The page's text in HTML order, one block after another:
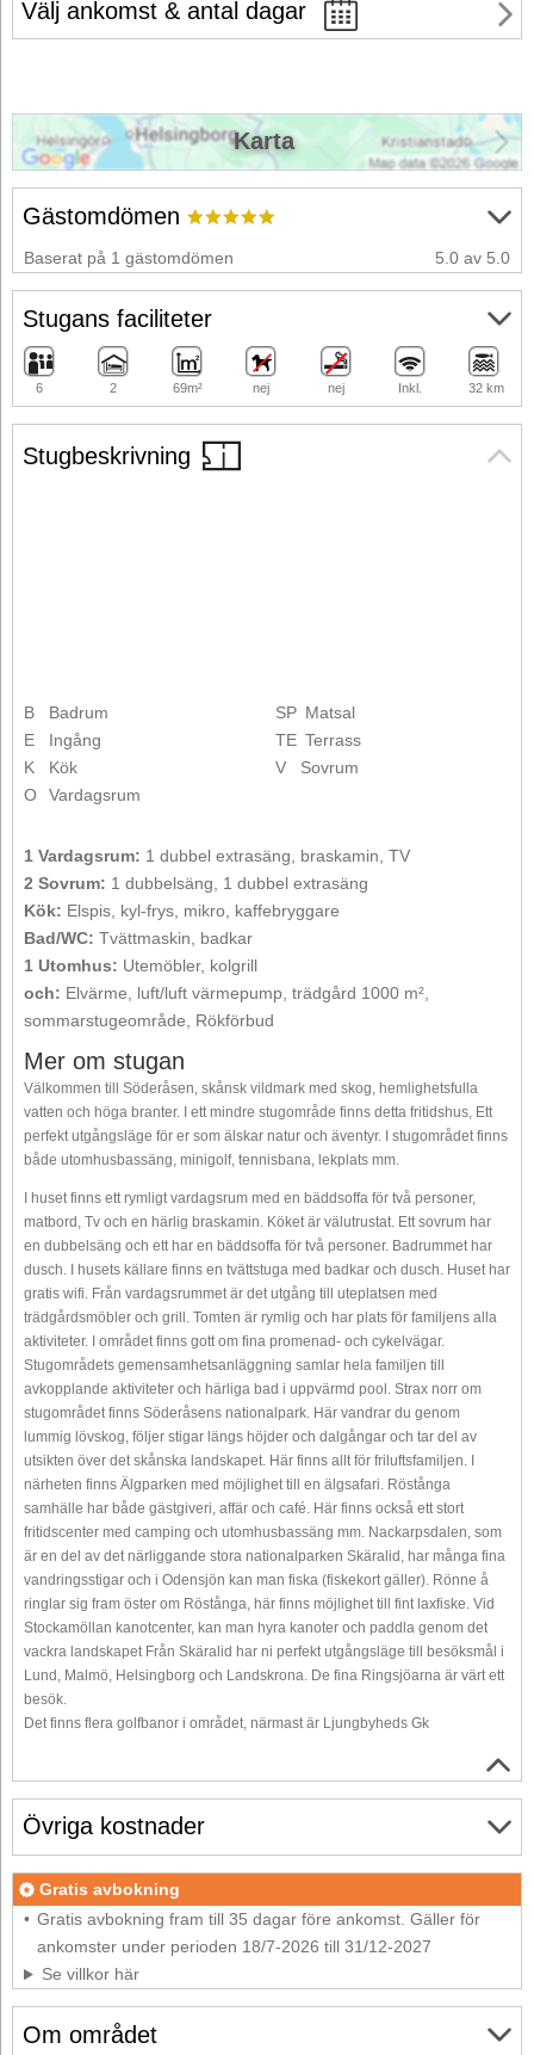
Välj ankomst & antal dagar
Stugbeskrivning
B
Badrum
E
Ingång
K
Kök
O
Vardagsrum
SP Matsal
TE Terrass
V
Sovrum
1 Vardagsrum: 1 dubbel extrasäng, braskamin, TV
2 Sovrum: 1 dubbelsäng, 1 dubbel extrasäng
Kök: Elspis, kyl-frys, mikro, kaffebryggare
Bad/WC: Tvättmaskin, badkar
1 Utomhus: Utemöbler, kolgrill
och: Elvärme, luft/luft värmepump, trädgård 1000 m²,
sommarstugeområde, Rökförbud
Mer om stugan
Välkommen till Söderåsen, skånsk vildmark med skog, hemlighetsfulla
vatten och höga branter. I ett mindre stugområde finns detta fritidshus, Ett
perfekt utgångsläge för er som älskar natur och äventyr. I stugområdet finns
både utomhusbassäng, minigolf, tennisbana, lekplats mm.
I huset finns ett rymligt vardagsrum med en bäddsoffa för två personer,
matbord, Tv och en härlig braskamin. Köket är välutrustat. Ett sovrum har
en dubbelsäng och ett har en bäddsoffa för två personer. Badrummet har
dusch. I husets källare finns en tvättstuga med badkar och dusch. Huset har
gratis wifi. Från vardagsrummet är det utgång till uteplatsen med
trädgårdsmöbler och grill. Tomten är rymlig och har plats för familjens alla
aktiviteter. I området finns gott om fina promenad- och cykelvägar.
Stugområdets gemensamhetsanläggning samlar hela familjen till
avkopplande aktiviteter och härliga bad i uppvärmd pool. Strax norr om
stugområdet finns Söderåsens nationalpark. Här vandrar du genom
lummig lövskog, följer stigar längs höjder och dalgångar och tar del av
utsikten över det skånska landskapet. Här finns allt för friluftsfamiljen. I
närheten finns Älgparken med möjlighet till en älgsafari. Röstånga
samhälle har både gästgiveri, affär och café. Här finns också ett stort
fritidscenter med camping och utomhusbassäng mm. Nackarpsdalen, som
är en del av det närliggande stora nationalparken Skäralid, har många fina
vandringsstigar och i Odensjön kan man fiska (fiskekort gäller). Rönne å
ringlar sig fram öster om Röstånga, här finns möjlighet till fint laxfiske. Vid
Stockamöllan kanotcenter, kan man hyra kanoter och paddla genom det
vackra landskapet Från Skäralid har ni perfekt utgångsläge till besöksmål i
Lund, Malmö, Helsingborg och Landskrona. De fina Ringsjöarna är värt ett
besök.
Det finns flera golfbanor i området, närmast är Ljungbyheds Gk
Om området
Gästomdömen
Baserat på 1 gästomdömen 5.0 av 5.0
Stugans faciliteter
6 2 69m² nej nej Inkl. 32 km
Övriga kostnader
Gratis avbokning
Gratis avbokning fram till 35 dagar före ankomst. Gäller för
ankomster under perioden 18/7-2026 till 31/12-2027
Se villkor här
Karta